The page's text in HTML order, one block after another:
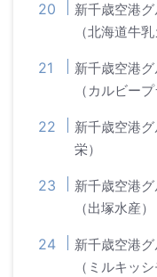
新千歳空港
（北海道牛
新千歳空港
（カルビープ
新千歳空港
栄）
新千歳空港
（出塚水産）
新千歳空港
（ミルキッシ